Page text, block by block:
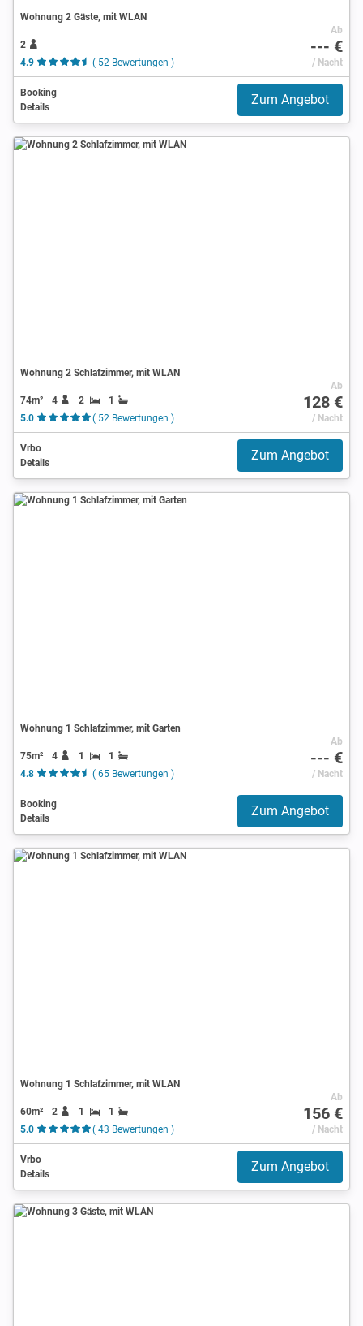
Wohnung 2 Gäste, mit WLAN
2
4.9
( 52 Bewertungen )
Ab
--- €
/ Nacht
Booking
Details
Zum Angebot
Wohnung 2 Schlafzimmer, mit WLAN
74m² 4 2
1
5.0
( 52 Bewertungen )
Ab
128 €
/ Nacht
Vrbo
Details
Zum Angebot
Wohnung 1 Schlafzimmer, mit Garten
75m² 4 1
1
4.8
( 65 Bewertungen )
Ab
--- €
/ Nacht
Booking
Details
Zum Angebot
Wohnung 1 Schlafzimmer, mit WLAN
60m² 2 1
1
5.0
( 43 Bewertungen )
Ab
156 €
/ Nacht
Vrbo
Details
Zum Angebot